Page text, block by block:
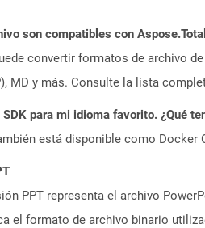
son compatibles con
convertir formatos de archivo
MD y más. Consulte la lista
para mi idioma favorito. ¿Qué
está disponible como Docker
PPT representa el archivo
el formato de archivo binario